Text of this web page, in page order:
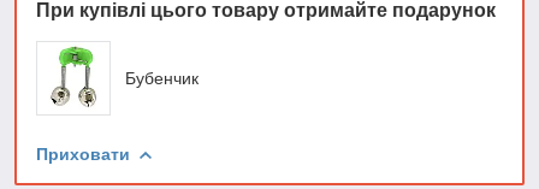
При купівлі цього товару отримайте подарунок
Бубенчик
Приховати